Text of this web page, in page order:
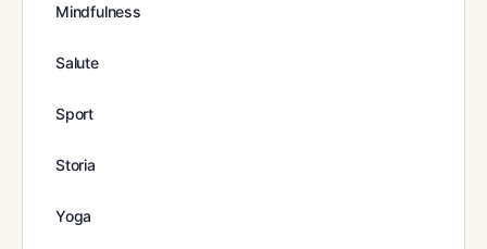
Mindfulness
Salute
Sport
Storia
Yoga